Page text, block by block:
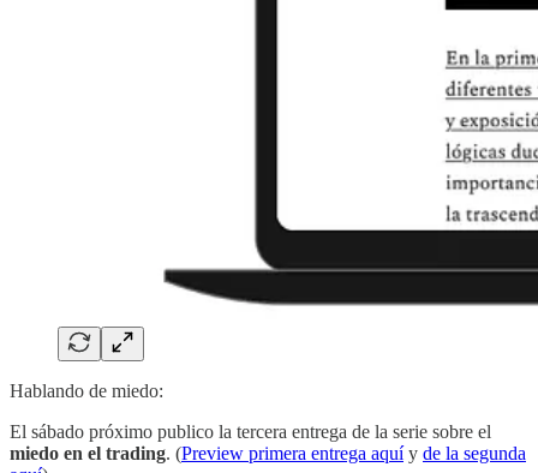
Hablando de miedo:
El sábado próximo publico la tercera entrega de la serie sobre el
miedo en el trading. (Preview primera entrega aquíy de la segunda